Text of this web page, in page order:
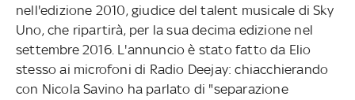
nell'edizione 2010, giudice del talent musicale di Sky
Uno, che ripartirà, per la sua decima edizione nel
settembre 2016. L'annuncio è stato fatto da Elio
stesso ai microfoni di Radio Deejay: chiacchierando
con Nicola Savino ha parlato di "separazione